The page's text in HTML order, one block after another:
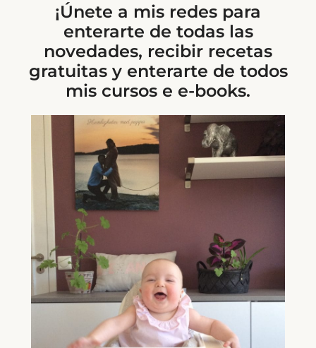
¡Únete a mis redes para
enterarte de todas las
novedades, recibir recetas
gratuitas y enterarte de todos
mis cursos e e-books.